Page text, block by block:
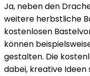
Ja, neben den
weitere herbstliche
kostenlosen
können
gestalten. Die
dabei, kreative Ideen